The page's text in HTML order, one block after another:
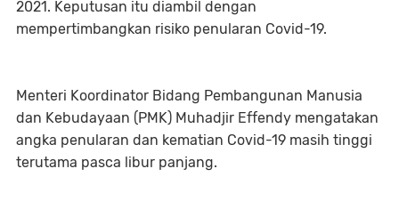
2021. Keputusan itu diambil dengan
mempertimbangkan risiko penularan Covid-19.
Menteri Koordinator Bidang Pembangunan Manusia
dan Kebudayaan (PMK) Muhadjir Effendy mengatakan
angka penularan dan kematian Covid-19 masih tinggi
terutama pasca libur panjang.